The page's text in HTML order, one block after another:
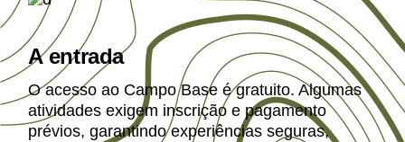
A entrada
O acesso ao Campo Base é gratuito. Algumas
atividades exigem inscrição e pagamento
prévios, garantindo experiências seguras,